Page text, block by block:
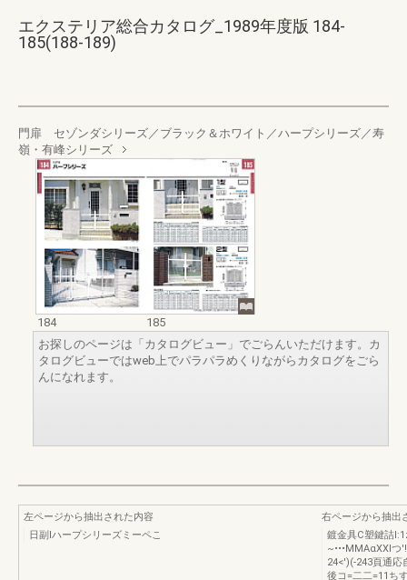
エクステリア総合カタログ_1989年度版 184-
185(188-189)
門扉 セゾンダシリーズ／ブラック＆ホワイト／ハープシリーズ／寿
嶺・有峰シリーズ
184
185
お探しのページは「カタログビュー」でごらんいただけます。カ
タログビューではweb上でパラパラめくりながらカタログをごら
んになれます。
左ページから抽出された内容
日副lハープシリーズミーペこ
右ページから抽出
鍍金具C塑鍵詰
~•••MMAαXXl
24<')(-243頁通応
後コ=二二=11ち